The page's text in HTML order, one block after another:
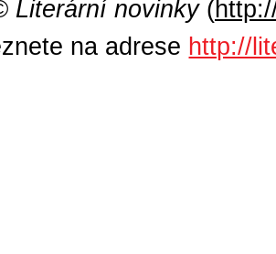
Literární novinky(
na adrese http://